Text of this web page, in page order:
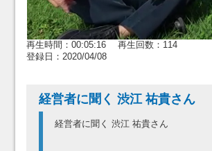
再生時間：00:05:16 再生回数：114
登録日：2020/04/08
経営者に聞く 渋江 祐貴さん
経営者に聞く 渋江 祐貴さん